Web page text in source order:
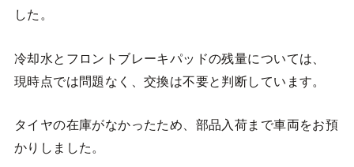
した。
冷却水とフロントブレーキパッドの残量については、
現時点では問題なく、交換は不要と判断しています。
タイヤの在庫がなかったため、部品入荷まで車両をお預
かりしました。